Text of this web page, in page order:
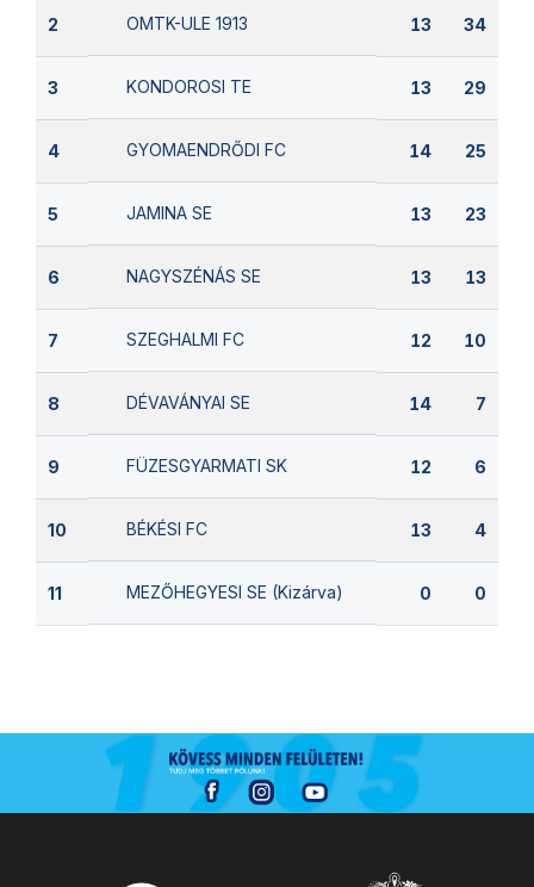
2 OMTK-ULE 1913 13 34
3 KONDOROSI TE 13 29
4 GYOMAENDRŐDI FC 14 25
5 JAMINA SE 13 23
6 NAGYSZÉNÁS SE 13 13
7 SZEGHALMI FC 12 10
8 DÉVAVÁNYAI SE 14 7
9 FÜZESGYARMATI SK 12 6
10 BÉKÉSI FC 13 4
11 MEZŐHEGYESI SE (Kizárva) 0 0